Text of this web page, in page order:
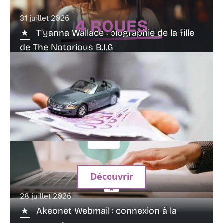
31 juillet 2026
T’yanna Wallace : biographie de la fille
de The Notorious B.I.G
28 juillet 2026
Akeonet Webmail : connexion à la
4 ROUES
WebApp4you : estimer le prix de reprise
d’une voiture
Découvrir